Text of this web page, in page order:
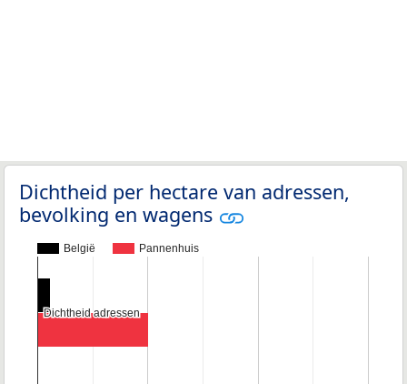
Dichtheid per hectare van adressen,
bevolking en wagens
België Pannenhuis
Dichtheid adressen
Dichtheid adressen